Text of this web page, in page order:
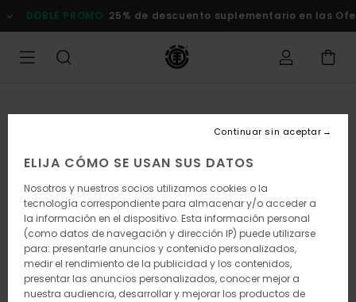
la
DOBLE PROMO 25% de descuento suplementario en las
ELIJA CÓMO SE USAN SUS DATOS
Nosotros y nuestros socios utilizamos cookies o la
tecnología correspondiente para almacenar y/o acceder a
la información en el dispositivo. Esta información personal
(como datos de navegación y dirección IP) puede utilizarse
para: presentarle anuncios y contenido personalizados,
medir el rendimiento de la publicidad y los contenidos,
presentar las anuncios personalizados, conocer mejor a
nuestra audiencia, desarrollar y mejorar los productos de
Continuar sin aceptar